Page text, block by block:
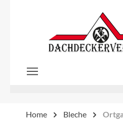
Zum Hauptinhalt springen
Home Bleche